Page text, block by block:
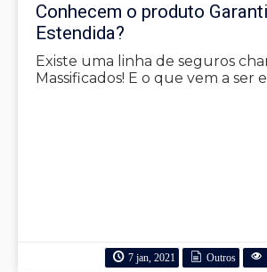
Conhecem o produto
Estendida?
Existe uma linha de seguros
Massificados! E o que vem a ser
7 jan, 2021 Outros